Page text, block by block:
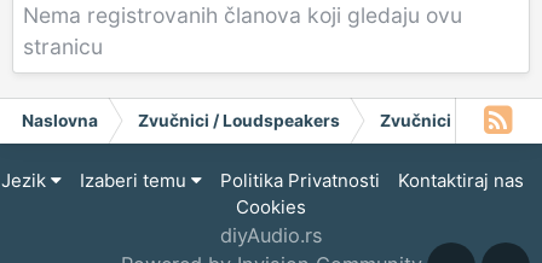
Nema registrovanih članova koji gledaju ovu
stranicu
Naslovna Zvučnici / Loudspeakers Zvučnici Fane
Jezik Izaberi temu Politika Privatnosti
Kontaktiraj nas
Cookies
diyAudio.rs